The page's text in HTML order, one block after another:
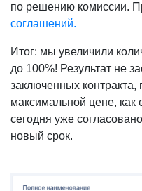
по решению комиссии.
соглашений.
Итог: мы увеличили
до 100%! Результат не
заключенных контракта,
максимальной цене,
сегодня уже
новый срок.